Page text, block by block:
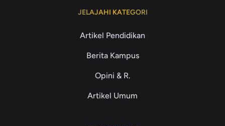
JELAJAHI KATEGORI
Artikel Pendidikan
Berita Kampus
Opini & R.
Artikel Umum